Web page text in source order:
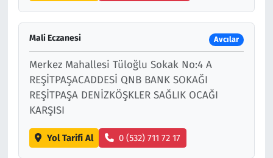
Mali Eczanesi Avcılar
Merkez Mahallesi Tüloğlu Sokak No:4 A
REŞİTPAŞACADDESİ QNB BANK SOKAĞI
REŞİTPAŞA DENİZKÖŞKLER SAĞLIK OCAĞI
KARŞISI
Yol Tarifi Al 0 (532) 711 72 17